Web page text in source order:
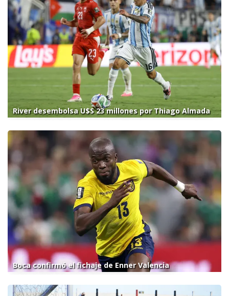
River desembolsa U$S 23 millones por Thiago Almada
Boca confirmó el fichaje de Enner Valencia